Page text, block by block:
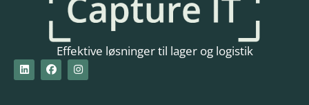
Effektive løsninger til lager og logistik